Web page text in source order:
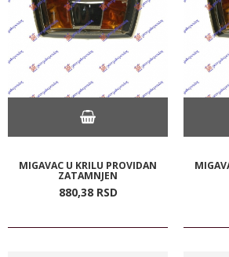
MIGAVAC U KRILU PROVIDAN
ZATAMNJEN
880,38 RSD